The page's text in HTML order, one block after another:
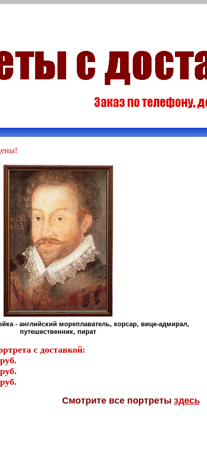
- английский мореплаватель, корсар, вице-адмирал,
путешественник, пират
с доставкой:
Смотритевсе портреты здесь